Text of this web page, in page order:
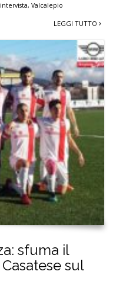
intervista, Valcalepio
LEGGI TUTTO
sfuma il
sul